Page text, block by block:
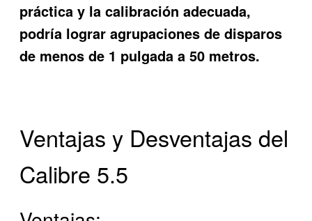
práctica y la calibración adecuada,
podría lograr agrupaciones de disparos
de menos de 1 pulgada a 50 metros.
Ventajas y Desventajas del
Calibre 5.5